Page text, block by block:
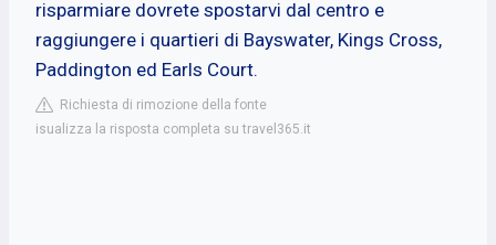
risparmiare dovrete spostarvi dal centro e
raggiungere i quartieri di Bayswater, Kings Cross,
Paddington ed Earls Court.
Richiesta di rimozione della fonte
isualizza la risposta completa su travel365.it